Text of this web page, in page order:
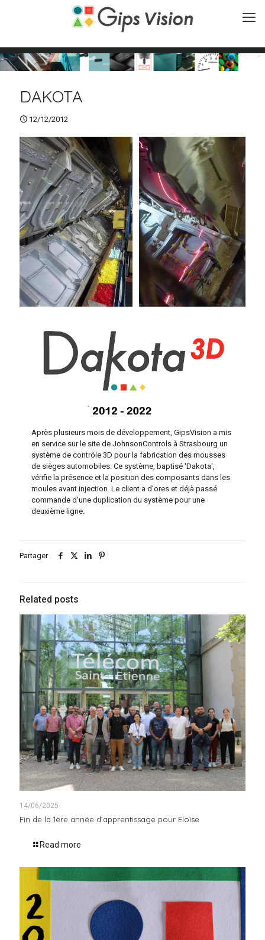
DAKOTA
12/12/2012
Après plusieurs mois de développement, GipsVision a mis
en service sur le site de JohnsonControls à Strasbourg un
système de contrôle 3D pour la fabrication des mousses
de sièges automobiles. Ce système, baptisé 'Dakota',
vérifie la présence et la position des composants dans les
moules avant injection. Le client a d'ores et déjà passé
commande d'une duplication du système pour une
deuxième ligne.
Partager
Related posts
14/06/2025
Fin de la 1ère année d’apprentissage pour Eloïse
Read more